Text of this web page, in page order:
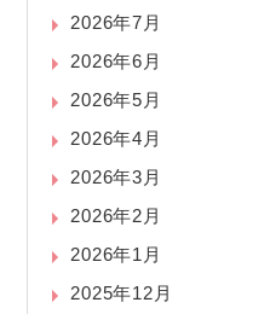
2026年7月
2026年6月
2026年5月
2026年4月
2026年3月
2026年2月
2026年1月
2025年12月